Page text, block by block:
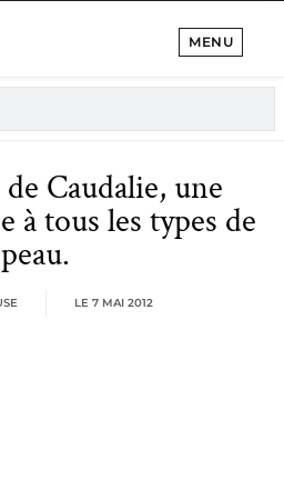
MENU
Caudalie, une
à tous les types de
peau.
LE 7 MAI 2012